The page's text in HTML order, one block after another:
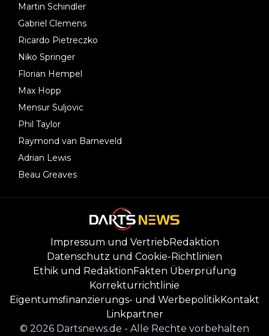
Martin Schindler
Gabriel Clemens
Ricardo Pietreczko
Niko Springer
Florian Hempel
Max Hopp
Mensur Suljovic
Phil Taylor
Raymond van Barneveld
Adrian Lewis
Beau Greaves
Impressum und VertriebRedaktion
Datenschutz und Cookie-Richtlinien
Ethik und RedaktionFakten Überprüfung
Korrekturrichtlinie
Eigentumsfinanzierungs- und WerbepolitikKontakt
Linkpartner
© 2026 Dartsnews.de - Alle Rechte vorbehalten